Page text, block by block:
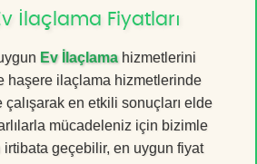
İlaçlama Fiyatları
Ev İlaçlamahizmetlerini
haşere ilaçlama hizmetlerinde
en etkili sonuçları elde
mücadeleniz için bizimle
irtibata geçebilir, en uygun fiyat